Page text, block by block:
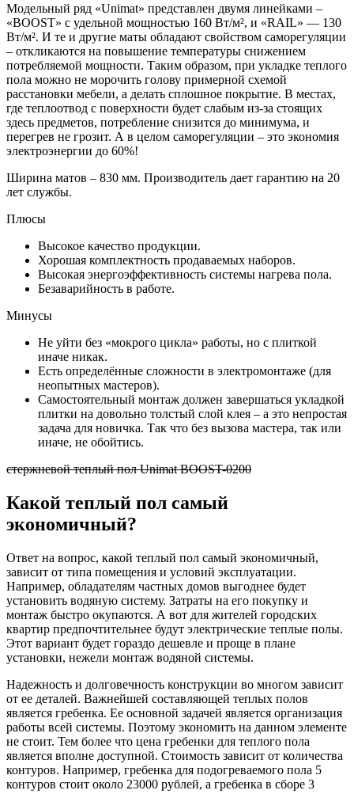
Модельный ряд «Unimat» представлен двумя линейками –
«ВOOST» с удельной мощностью 160 Вт/м², и «RAIL» — 130
Вт/м². И те и другие маты обладают свойством саморегуляции
– откликаются на повышение температуры снижением
потребляемой мощности. Таким образом, при укладке теплого
пола можно не морочить голову примерной схемой
расстановки мебели, а делать сплошное покрытие. В местах,
где теплоотвод с поверхности будет слабым из-за стоящих
здесь предметов, потребление снизится до минимума, и
перегрев не грозит. А в целом саморегуляции – это экономия
электроэнергии до 60%!
Ширина матов – 830 мм. Производитель дает гарантию на 20
лет службы.
Плюсы
Высокое качество продукции.
Хорошая комплектность продаваемых наборов.
Высокая энергоэффективность системы нагрева пола.
Безаварийность в работе.
Минусы
Не уйти без «мокрого цикла» работы, но с плиткой
иначе никак.
Есть определённые сложности в электромонтаже (для
неопытных мастеров).
Самостоятельный монтаж должен завершаться укладкой
плитки на довольно толстый слой клея – а это непростая
задача для новичка. Так что без вызова мастера, так или
иначе, не обойтись.
стержневой теплый пол Unimat BOOST-0200
Какой теплый пол самый
экономичный?
Ответ на вопрос, какой теплый пол самый экономичный,
зависит от типа помещения и условий эксплуатации.
Например, обладателям частных домов выгоднее будет
установить водяную систему. Затраты на его покупку и
монтаж быстро окупаются. А вот для жителей городских
квартир предпочтительнее будут электрические теплые полы.
Этот вариант будет гораздо дешевле и проще в плане
установки, нежели монтаж водяной системы.
Надежность и долговечность конструкции во многом зависит
от ее деталей. Важнейшей составляющей теплых полов
является гребенка. Ее основной задачей является организация
работы всей системы. Поэтому экономить на данном элементе
не стоит. Тем более что цена гребенки для теплого пола
является вполне доступной. Стоимость зависит от количества
контуров. Например, гребенка для подогреваемого пола 5
контуров стоит около 23000 рублей, а гребенка в сборе 3